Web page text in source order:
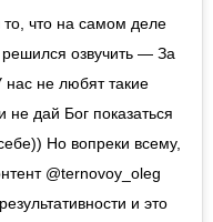
что на самом деле
озвучить — За
не любят такие
дай Бог показаться
Но вопреки всему,
@ternovoy_oleg
и это